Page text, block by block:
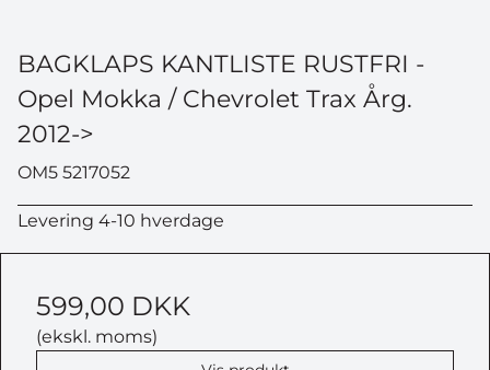
BAGKLAPS KANTLISTE RUSTFRI -
Opel Mokka / Chevrolet Trax Årg.
2012->
OM5 5217052
Levering 4-10 hverdage
599,00 DKK
(ekskl. moms)